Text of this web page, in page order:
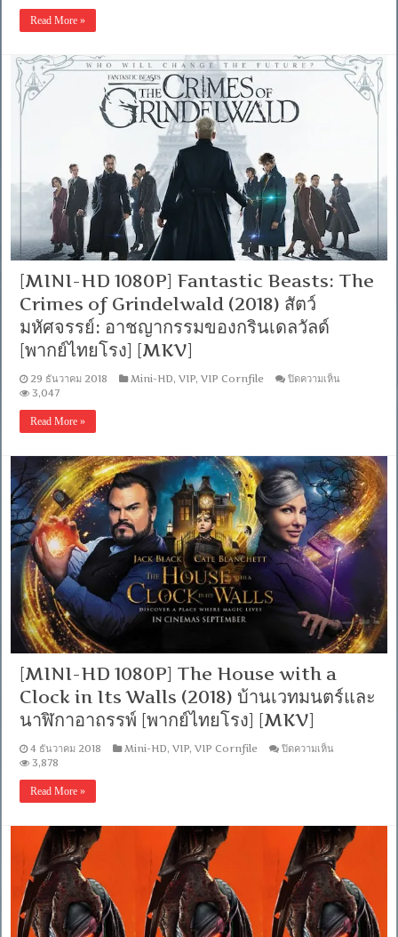
(2018)
สมรภูมิ
ล่า
ไทย
โรง]
[MKV]
Read More »
[MINI-HD 1080P] Fantastic Beasts: The
Crimes of Grindelwald (2018) สัตว์
มหัศจรรย์: อาชญากรรมของกรินเดลวัลด์
[พากย์ไทยโรง] [MKV]
29 ธันวาคม 2018 Mini-HD,VIP,VIP Cornfile ปิดความเห็นบน
The
Crimes
of
(2018)
สัตว์
มหัศจรรย์:
อาชญากรรม
ขอ
ริน
เดลวัลด์
[พากย์
ไทย
3,047
Read More »
[MINI-HD 1080P] The House with a
Clock in Its Walls (2018) บ้านเวทมนตร์และ
นาฬิกาอาถรรพ์ [พากย์ไทยโรง] [MKV]
4 ธันวาคม 2018 Mini-HD,VIP,VIP Cornfile ปิดความเห็นบน
with
a
Clock
in
Its
Walls
(2018)
บ้าน
เวทมนตร์
3,878
Read More »